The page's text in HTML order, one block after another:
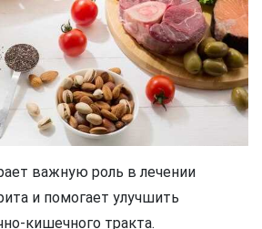
важную роль в лечении
и помогает улучшить
кишечного тракта.